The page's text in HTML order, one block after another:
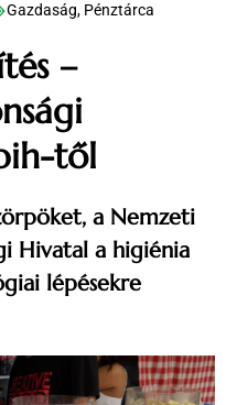
Gazdaság, Pénztárca
–
től
a Nemzeti
Hivatal a higiénia
lépésekre